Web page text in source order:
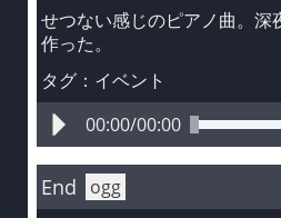
せつない感じのピアノ曲。深
作った。
タグ： イベント
00:00/00:00
End
ogg